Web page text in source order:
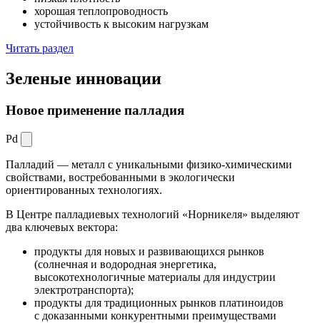
хорошая теплопроводность
устойчивость к высоким нагрузкам
Читать раздел
Зеленые инновации
Новое применение палладия
Pd
Палладий — металл с уникальными физико-химическими
свойствами, востребованными в экологически
ориентированных технологиях.
В Центре палладиевых технологий «Норникеля» выделяют
два ключевых вектора:
продукты для новых и развивающихся рынков
(солнечная и водородная энергетика,
высокотехнологичные материалы для индустрии
электротранспорта);
продукты для традиционных рынков платиноидов
с доказанными конкурентными преимуществами